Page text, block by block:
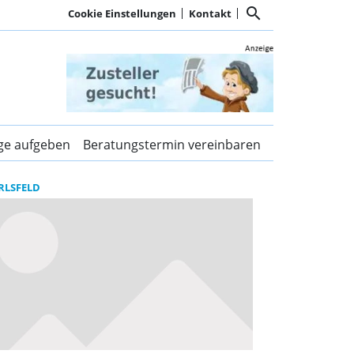
Cookie Einstellungen Kontakt search
Kurier Dachau und
aufgeben Beratungstermin vereinbaren